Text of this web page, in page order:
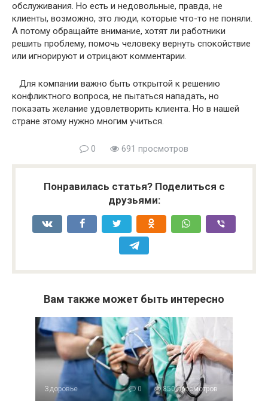
обслуживания. Но есть и недовольные, правда, не
клиенты, возможно, это люди, которые что-то не поняли.
А потому обращайте внимание, хотят ли работники
решить проблему, помочь человеку вернуть спокойствие
или игнорируют и отрицают комментарии.
Для компании важно быть открытой к решению
конфликтного вопроса, не пытаться нападать, но
показать желание удовлетворить клиента. Но в нашей
стране этому нужно многим учиться.
0 691 просмотров
Понравилась статья? Поделиться с
друзьями:
Вам также может быть интересно
Здоровье 0 850 просмотров